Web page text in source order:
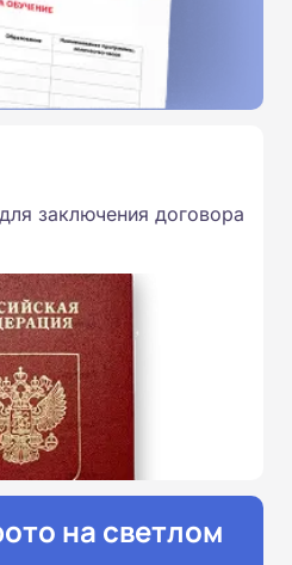
заключения договора
на светлом